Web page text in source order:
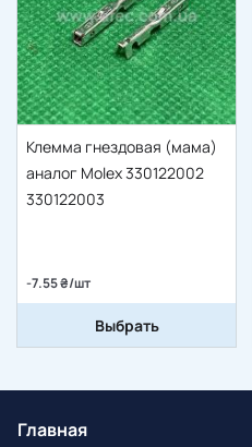
Клемма гнездовая (мама)
аналог Moleх 330122002
330122003
-7.55 ₴/шт
Выбрать
Главная